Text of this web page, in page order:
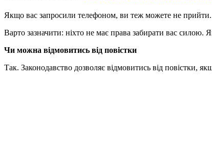
Якщо вас запросили телефоном, ви теж можете не прийти.
Варто зазначити: ніхто не має права забирати вас
Чи можна відмовитись від повістки
Так. Законодавство дозволяє відмовитись від повістки,